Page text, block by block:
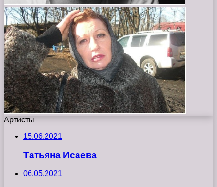
Артисты
15.06.2021
Татьяна Исаева
06.05.2021